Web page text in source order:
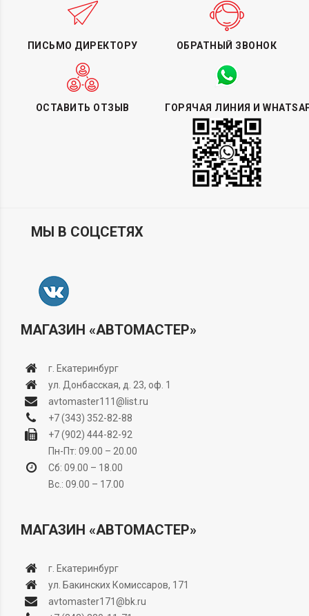
ПИСЬМО ДИРЕКТОРУ ОБРАТНЫЙ ЗВОНОК
ОСТАВИТЬ ОТЗЫВ ГОРЯЧАЯ ЛИНИЯ И
МЫ В СОЦСЕТЯХ
МАГАЗИН «АВТОМАСТЕР»
г. Екатеринбург
ул. Донбасская, д. 23, оф. 1
avtomaster111@list.ru
+7 (343) 352-82-88
+7 (902) 444-82-92
Пн-Пт: 09.00 – 20.00
Сб: 09.00 – 18.00
Вс.: 09.00 – 17.00
МАГАЗИН «АВТОМАСТЕР»
г. Екатеринбург
ул. Бакинских Комиссаров, 171
avtomaster171@bk.ru